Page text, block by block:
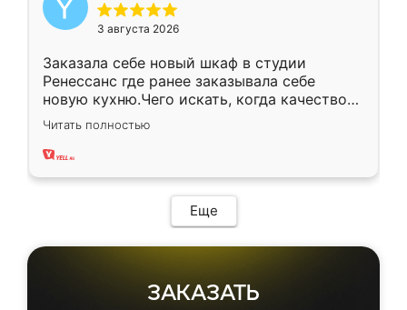
3 августа 2026
Заказала себе новый шкаф в студии
Ренессанс где ранее заказывала себе
новую кухню.Чего искать, когда качеством
вполне довольна. Служит кухня уже почти
два года, нареканий нет.
Читать полностью
Еще
ЗАКАЗАТЬ